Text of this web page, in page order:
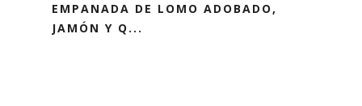
EMPANADA DE LOMO ADOBADO,
JAMÓN Y Q...